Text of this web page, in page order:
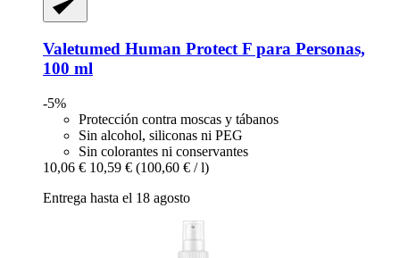
Valetumed Human Protect F para Personas,
100 ml
-5%
Protección contra moscas y tábanos
Sin alcohol, siliconas ni PEG
Sin colorantes ni conservantes
10,06 € 10,59 € (100,60 € / l)
Entrega hasta el 18 agosto